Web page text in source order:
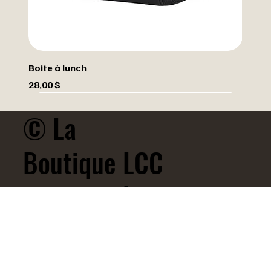
Boite à lunch
Prix
28,00 $
© La
Boutique LCC
- Propulsé